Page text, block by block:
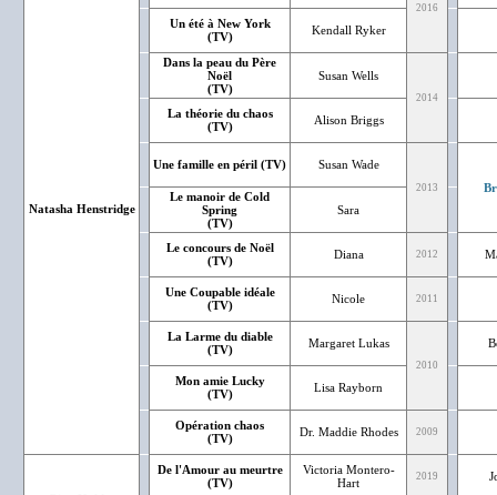
Natasha Henstridge
2016
Un été à New York
(TV)
Kendall Ryker
Dans la peau du Père
Noël
(TV)
Susan Wells
2014
La théorie du chaos
(TV)
Alison Briggs
Une famille en péril (TV) Susan Wade
2013
Le manoir de Cold
Spring
(TV)
Sara
Le concours de Noël
(TV)
Diana 2012
Une Coupable idéale
(TV)
Nicole 2011
La Larme du diable
(TV)
Margaret Lukas
2010
Mon amie Lucky
(TV)
Lisa Rayborn
Opération chaos
(TV)
Dr. Maddie Rhodes 2009
De l'Amour au meurtre
(TV)
Victoria Montero-
Hart
2019